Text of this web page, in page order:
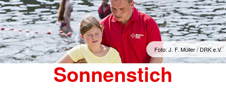
Foto: J. F. Müller / DRK e.V.
Sonnenstich